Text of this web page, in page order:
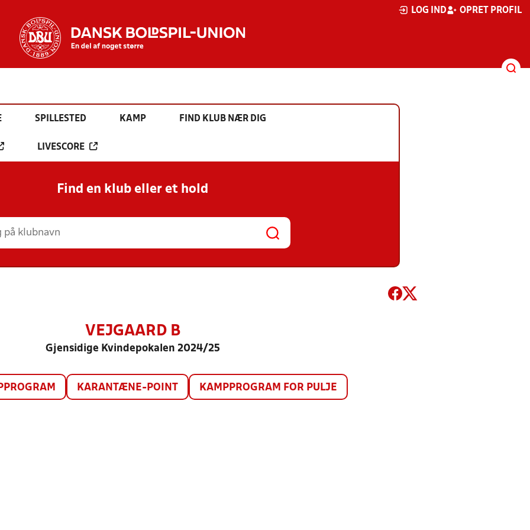
LOG IND OPRET PROFIL
SPILLESTED KAMP FIND KLUB NÆR DIG
LIVESCORE
Find en klub eller et hold
VEJGAARD B
Gjensidige Kvindepokalen 2024/25
KARANTÆNE-POINT KAMPPROGRAM FOR PULJE